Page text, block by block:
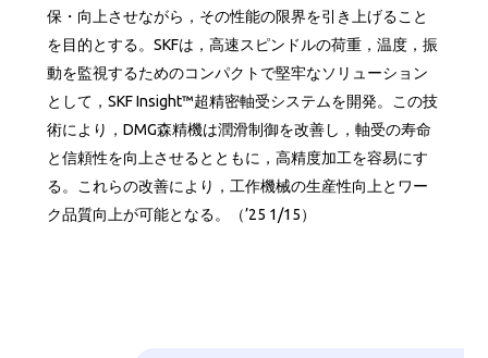
保・向上させながら，その性能の限界を引き上げること
を目的とする。SKFは，高速スピンドルの荷重，温度，振
動を監視するためのコンパクトで堅牢なソリューション
として，SKF Insight™超精密軸受システムを開発。この技
術により，DMG森精機は潤滑制御を改善し，軸受の寿命
と信頼性を向上させるとともに，高精度加工を容易にす
る。これらの改善により，工作機械の生産性向上とワー
ク品質向上が可能となる。（’25 1/15）